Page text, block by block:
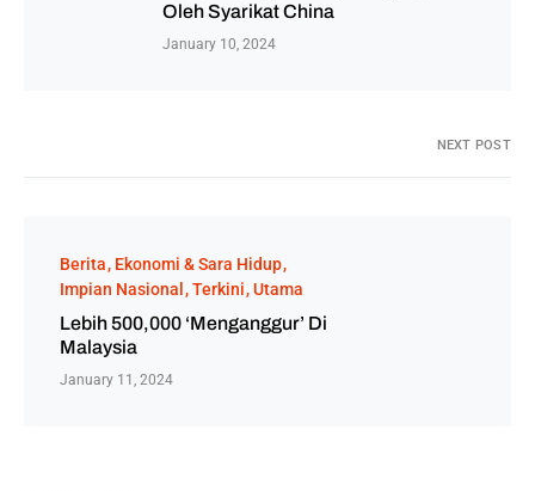
Oleh Syarikat China
January 10, 2024
NEXT POST
Berita Ekonomi & Sara Hidup
Impian Nasional
Terkini Utama
Lebih 500,000 ‘menganggur’ Di
Malaysia
January 11, 2024